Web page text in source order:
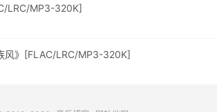
LRC/MP3-320K]
风》[FLAC/LRC/MP3-320K]